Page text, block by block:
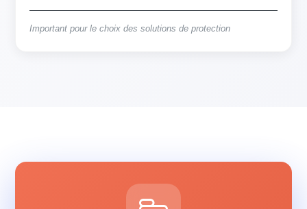
Important pour le choix des solutions de protection